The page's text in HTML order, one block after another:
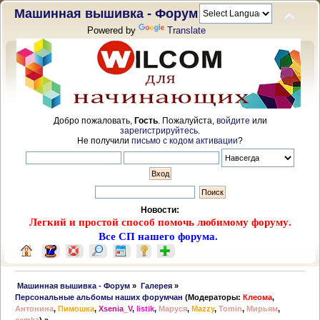
Машинная вышивка - Форум
Powered by Translate
Добро пожаловать, Гость. Пожалуйста, войдите или
зарегистрируйтесь
Не получили письмо с кодом активации?
Новости:
Легкий и простой способ помочь любимому форуму.
Все СП нашего форума.
Машинная вышивка - Форум » Галерея»
Персональные альбомы наших форумчан (Модераторы:Клеома,
Антонина,Пимошка,Xsenia_V,listik,Маруся,Mazzy,Tomin,Мирьям,